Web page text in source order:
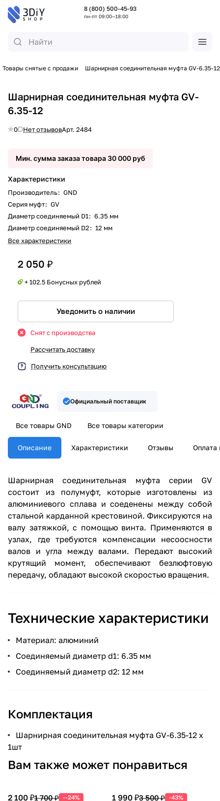
8 (800) 500-45-93
пн-пт 09:00—18:00
Товары снятые с продажи Шарнирная соединительная муфта GV-6.35-12
Шарнирная соединительная муфта GV-
6.35-12
0 Нет отзывовАрт. 2484
Мин. сумма заказа товара 30 000 руб
Характеристики
Производитель: GND
Серия муфт: GV
Диаметр соединяемый D1: 6.35 мм
Диаметр соединяемый D2: 12 мм
Все характеристики
2 050 ₽
+ 102.5 Бонусных рублей
Уведомить о наличии
Снят с производства
Рассчитать доставку
Получить консультацию
Официальный поставщик
Все товары GND Все товары категории
Описание Характеристики Отзывы Оплата
Шарнирная соединительная муфта серии GV
состоит из полумуфт, которые изготовлены из
алюминиевого сплава и соеденены между собой
стальной карданной крестовиной. Фиксируются на
валу затяжкой, с помощью винта. Применяются в
узлах, где требуются компенсации несоосности
валов и угла между валами. Передают высокий
крутящий момент, обеспечивают безлюфтовую
передачу, обладают высокой скоростью вращения.
Технические характеристики
Материал: алюминий
Соединяемый диаметр d1: 6.35 мм
Соединяемый диаметр d2: 12 мм
Комплектация
Шарнирная соединительная муфта GV-6.35-12 х
1шт
Вам также может понравиться
2 100 ₽1 700 ₽ --24% 1 990 ₽3 500 ₽ -43%